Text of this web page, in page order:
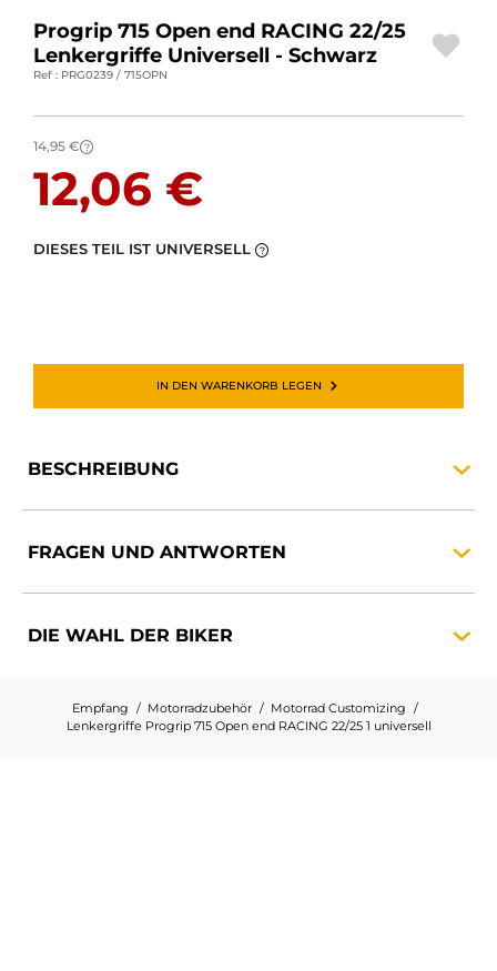
MARKEN
KONTAKTIEREN SIE UNS
Progrip 715 Open end RACING 22/25
Lenkergriffe Universell - Schwarz
Ref : PRG0239 / 715OPN
14,95 € ?
12,06 €
DIESES TEIL IST UNIVERSELL ?
IN DEN WARENKORB LEGEN
BESCHREIBUNG
FRAGEN UND ANTWORTEN
DIE WAHL DER BIKER
Empfang Motorradzubehör
Motorrad Customizing
Lenkergriffe Progrip 715 Open end RACING 22/25 1 universell